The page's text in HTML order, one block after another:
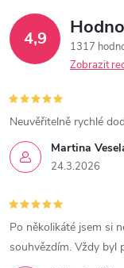
4,9
1317
Zobrazit
Martina
24.3.2026
Neuvěřitelně rychlé
Po několikáté jsem si
souhvězdím. Vždy byl